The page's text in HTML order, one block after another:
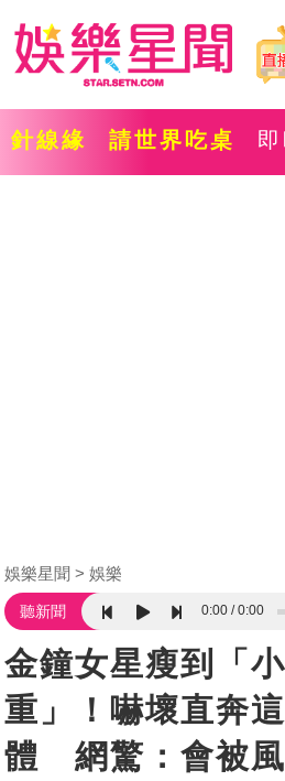
針線緣 請世界吃桌
娛樂星聞 娛樂
聽新聞 0:00 0:00
金鐘女星瘦到「
重」！嚇壞直奔
體 網驚：會被